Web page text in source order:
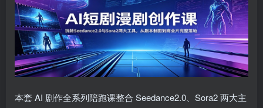
本套 AI 剧作全系列陪跑课整合 Seedance2.0、Sora2 两大主